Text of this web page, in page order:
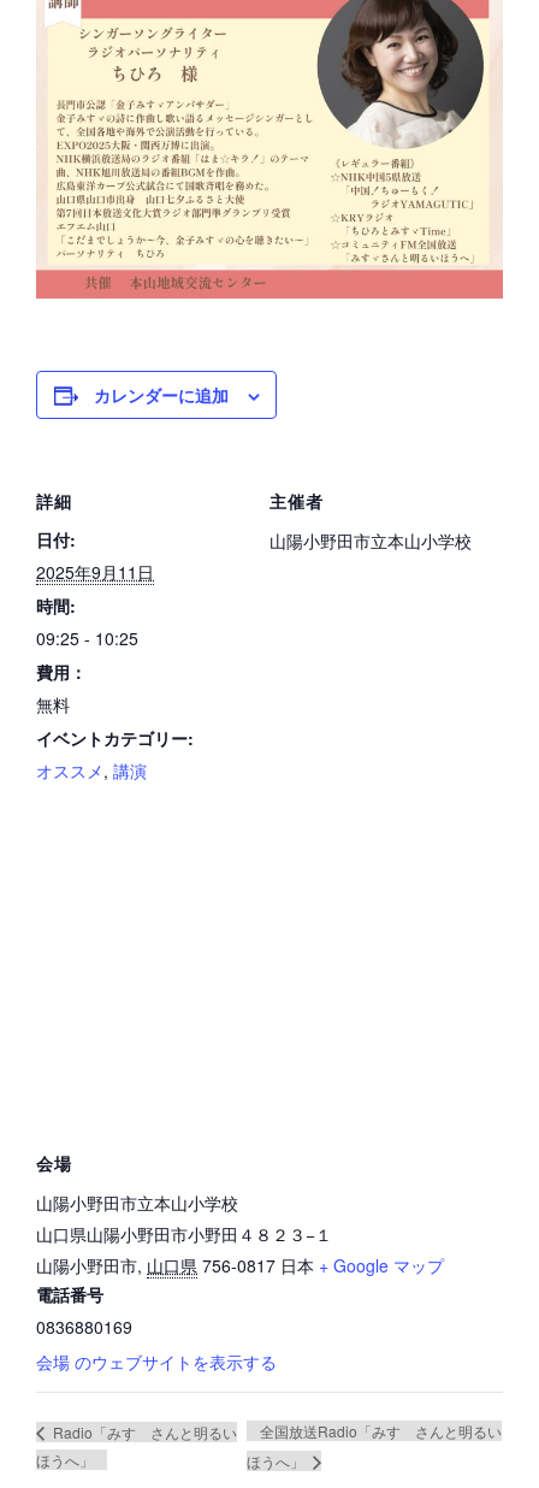
カレンダーに追加
詳細
日付:
2025年9月11日
時間:
09:25 - 10:25
費用：
無料
イベントカテゴリー:
オススメ, 講演
主催者
山陽小野田市立本山小学校
会場
山陽小野田市立本山小学校
山口県山陽小野田市小野田４８２３−１
山陽小野田市, 山口県 756-0817 日本 + Google マップ
電話番号
0836880169
会場 のウェブサイトを表示する
Radio「みすゞさんと明るい
ほうへ」
全国放送Radio「みすゞさんと明るい
ほうへ」